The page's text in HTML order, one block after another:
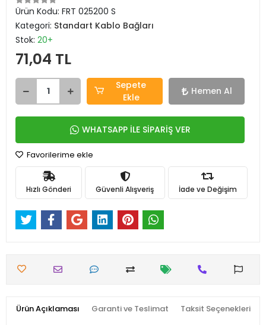
Ürün Kodu: FRT 025200 S
Kategori: Standart Kablo Bağları
Stok: 20+
71,04 TL
Sepete
Ekle
Hemen Al
WHATSAPP İLE SİPARİŞ VER
Favorilerime ekle
Hızlı Gönderi Güvenli Alışveriş İade ve Değişim
Ürün Açıklaması Garanti ve Teslimat Taksit Seçenekleri